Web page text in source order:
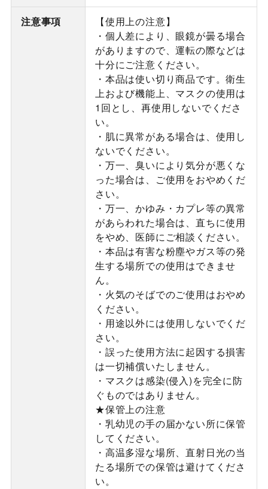
注意事項
【使用上の注意】
・個人差により、眼鏡が曇る場合
がありますので、運転の際などは
十分にご注意ください。
・本品は使い切り商品です。衛生
上および機能上、マスクの使用は
1回とし、再使用しないでくださ
い。
・肌に異常がある場合は、使用し
ないでください。
・万一、臭いにより気分が悪くな
った場合は、ご使用をおやめくだ
さい。
・万一、かゆみ・カプレ等の異常
があらわれた場合は、直ちに使用
をやめ、医師にご相談ください。
・本品は有害な粉塵やガス等の発
生する場所での使用はできませ
ん。
・火気のそばでのご使用はおやめ
ください。
・用途以外には使用しないでくだ
さい。
・誤った使用方法に起因する損害
は一切補償いたしません。
・マスクは感染(侵入)を完全に防
ぐものではありません。
★保管上の注意
・乳幼児の手の届かない所に保管
してください。
・高温多湿な場所、直射日光の当
たる場所での保管は避けてくださ
い。